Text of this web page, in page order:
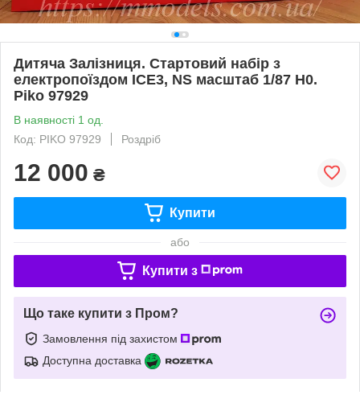
Дитяча Залізниця. Стартовий набір з
електропоїздом ICE3, NS масштаб 1/87 H0.
Piko 97929
В наявності 1 од.
Код: PIKO 97929
Роздріб
12 000 ₴
Купити
або
Купити з
Що таке купити з Пром?
Замовлення під захистом
Доступна доставка